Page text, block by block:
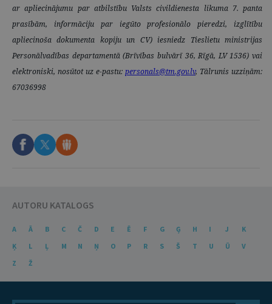
ar apliecinājumu par atbilstību Valsts civildienesta likuma 7. panta
prasībām, informāciju par iegūto profesionālo pieredzi, izglītību
apliecinoša dokumenta kopiju un CV) iesniedz Tieslietu ministrijas
Personālvadības departamentā (Brīvības bulvārī 36, Rīgā, LV 1536) vai
elektroniski, nosūtot uz e-pastu: personals@tm.gov.lv, Tālrunis uzziņām:
67036998
AUTORU KATALOGS
A Ā B C Č D E Ē F G Ģ H I J
K
Ķ
L Ļ M N Ņ O P R S Š T U Ū
V
Z
Ž